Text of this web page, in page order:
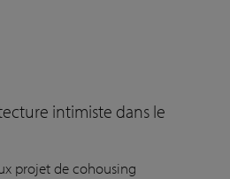
intimiste dans le
projet de cohousing